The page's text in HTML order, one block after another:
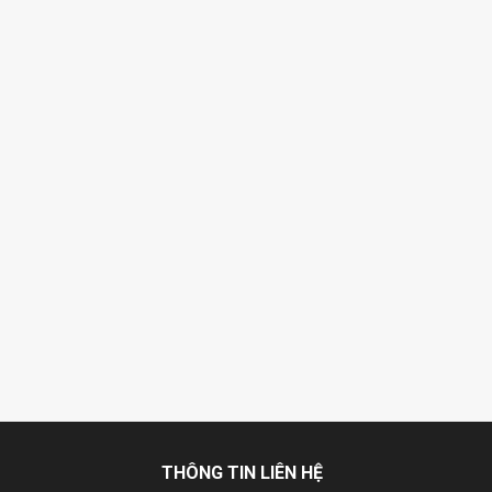
THÔNG TIN LIÊN HỆ